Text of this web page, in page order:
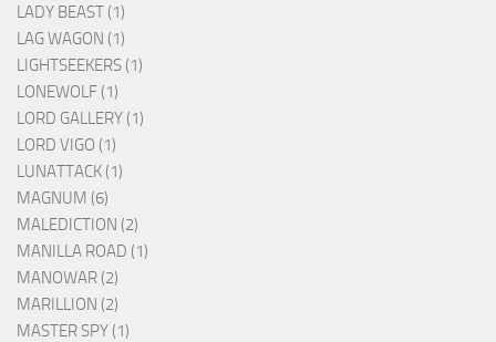
LADY BEAST (1)
LAG WAGON (1)
LIGHTSEEKERS (1)
LONEWOLF (1)
LORD GALLERY (1)
LORD VIGO (1)
LUNATTACK (1)
MAGNUM (6)
MALEDICTION (2)
MANILLA ROAD (1)
MANOWAR (2)
MARILLION (2)
MASTER SPY (1)